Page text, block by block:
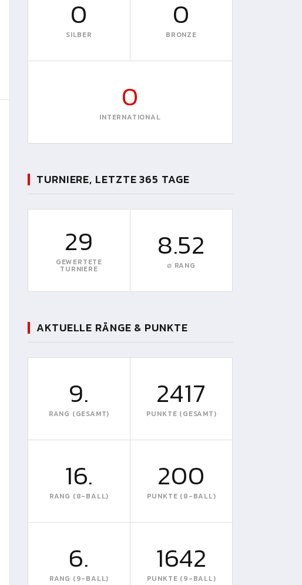
0
SILBER
0
BRONZE
0
INTERNATIONAL
TURNIERE, LETZTE 365 TAGE
29
GEWERTETE
TURNIERE
8.52
∅ RANG
AKTUELLE RÄNGE & PUNKTE
9.
RANG (GESAMT)
2417
PUNKTE (GESAMT)
16.
RANG (8-BALL)
200
PUNKTE (8-BALL)
6.
RANG (9-BALL)
1642
PUNKTE (9-BALL)